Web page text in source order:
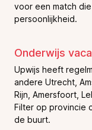
voor een match
persoonlijkheid.
Onderwijs
Upwijs heeft
andere Utrecht,
Rijn, Amersfoort,
Filter op provincie
de buurt.